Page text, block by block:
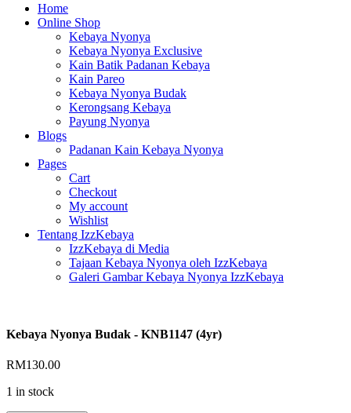
Home
Online Shop
Kebaya Nyonya
Kebaya Nyonya Exclusive
Kain Batik Padanan Kebaya
Kain Pareo
Kebaya Nyonya Budak
Kerongsang Kebaya
Payung Nyonya
Blogs
Padanan Kain Kebaya Nyonya
Pages
Cart
Checkout
My account
Wishlist
Tentang IzzKebaya
IzzKebaya di Media
Tajaan Kebaya Nyonya oleh IzzKebaya
Galeri Gambar Kebaya Nyonya IzzKebaya
Kebaya Nyonya Budak - KNB1147 (4yr)
RM130.00
1 in stock